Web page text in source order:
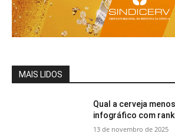
MAIS LIDOS
Qual a cerveja
infográfico com
13 de novembro de 2025